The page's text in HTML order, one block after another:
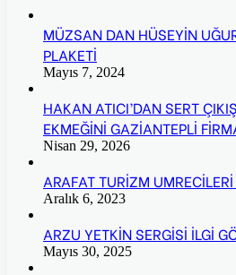
MÜZSAN DAN HÜSEYİN
PLAKETİ
Mayıs 7, 2024
HAKAN ATICI’DAN SERT
EKMEĞİNİ GAZİANTEPLİ
Nisan 29, 2026
ARAFAT TURİZM
Aralık 6, 2023
ARZU YETKİN SERGİSİ İLGİ
Mayıs 30, 2025